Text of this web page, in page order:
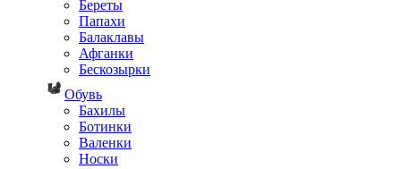
Береты
Папахи
Балаклавы
Афганки
Бескозырки
Обувь
Бахилы
Ботинки
Валенки
Носки